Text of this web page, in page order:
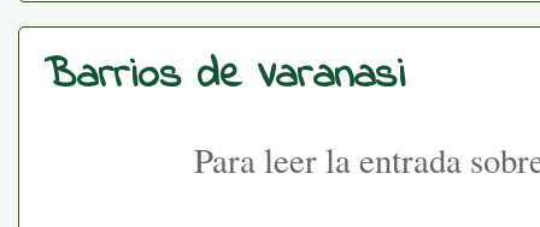
Barrios de Varanasi
Para leer la entrada